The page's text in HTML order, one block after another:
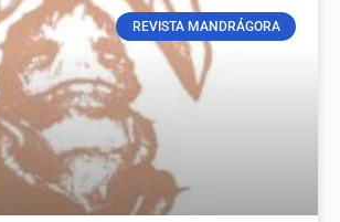
REVISTA MANDRÁGORA